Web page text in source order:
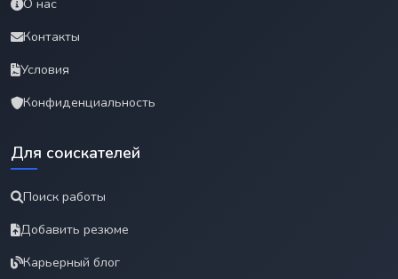
О нас
Контакты
Условия
Конфиденциальность
Для соискателей
Поиск работы
Добавить резюме
Карьерный блог